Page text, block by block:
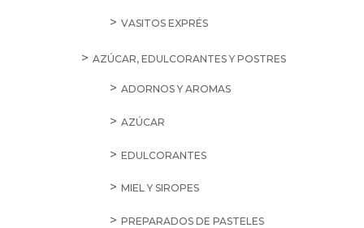
VASITOS EXPRÉS
AZÚCAR, EDULCORANTES Y POSTRES
ADORNOS Y AROMAS
AZÚCAR
EDULCORANTES
MIEL Y SIROPES
PREPARADOS DE PASTELES